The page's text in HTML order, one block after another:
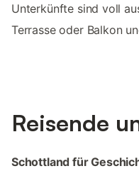
Unterkünfte sind voll
Terrasse oder Balkon
Reisende
Schottland für